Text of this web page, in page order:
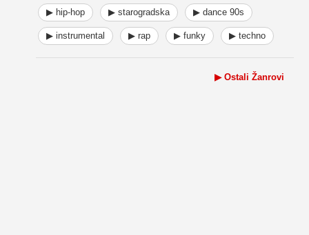
▶ hip-hop ▶ starogradska ▶ dance 90s
▶ instrumental ▶ rap ▶ funky ▶ techno
▶ Ostali Žanrovi